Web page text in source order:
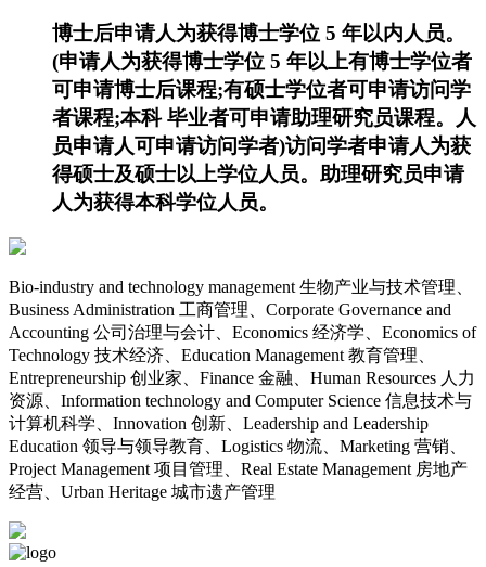
博士后申请人为获得博士学位 5 年以内人员。
(申请人为获得博士学位 5 年以上有博士学位者
可申请博士后课程;有硕士学位者可申请访问学
者课程;本科 毕业者可申请助理研究员课程。人
员申请人可申请访问学者)访问学者申请人为获
得硕士及硕士以上学位人员。助理研究员申请
人为获得本科学位人员。
Bio-industry and technology management 生物产业与技术管理、
Business Administration 工商管理、Corporate Governance and
Accounting 公司治理与会计、Economics 经济学、Economics of
Technology 技术经济、Education Management 教育管理、
Entrepreneurship 创业家、Finance 金融、Human Resources 人力
资源、Information technology and Computer Science 信息技术与
计算机科学、Innovation 创新、Leadership and Leadership
Education 领导与领导教育、Logistics 物流、Marketing 营销、
Project Management 项目管理、Real Estate Management 房地产
经营、Urban Heritage 城市遗产管理